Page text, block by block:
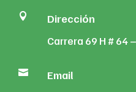
 Dirección
Carrera 69 H # 64
 Email